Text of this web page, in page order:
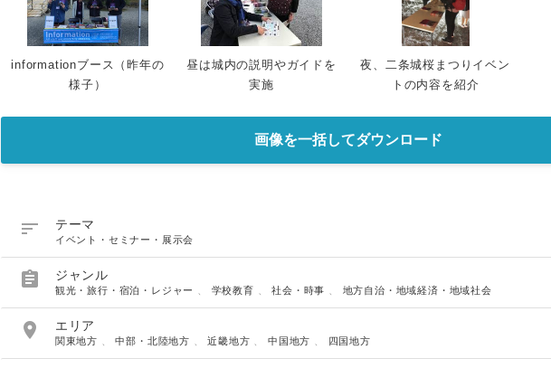
informationブース（昨年の
様子）
昼は城内の説明やガイドを
実施
夜、二条城桜まつりイベン
トの内容を紹介
画像を一括してダウンロード
 テーマ
イベント・セミナー・展示会
 ジャンル
観光・旅行・宿泊・レジャー 学校教育 、社会・時事 地方自治・地域経済・地域社会
 エリア
関東地方 、中部・北陸地方 、近畿地方 、中国地方 四国地方